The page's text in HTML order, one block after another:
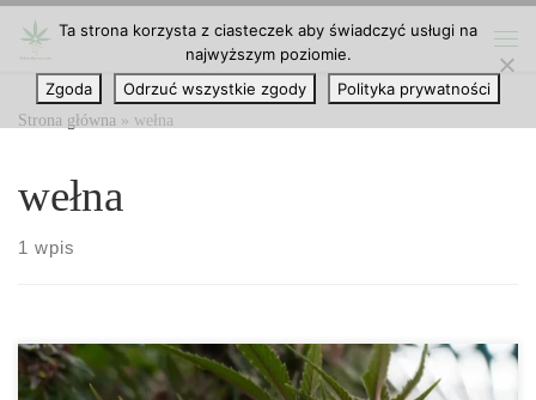
Przejdź do treści
Strona główna » wełna
wełna
1 wpis
Ta strona korzysta z ciasteczek aby świadczyć usługi na
najwyższym poziomie.
Zgoda
Odrzuć wszystkie zgody Polityka prywatności